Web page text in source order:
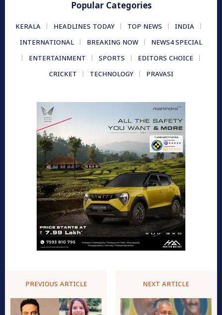
Popular Categories
KERALA HEADLINES TODAY TOP NEWS
INDIA
INTERNATIONAL
BREAKING NOW
NEWS4 SPECIAL
ENTERTAINMENT
SPORTS
EDITORS CHOICE
CRICKET
TECHNOLOGY PRAVASI
PREVIOUS ARTICLE NEXT ARTICLE